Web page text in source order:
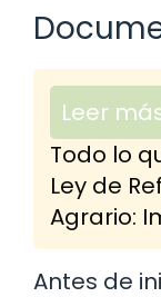
Leer
Todo lo
Ley de
Agrario:
Antes de